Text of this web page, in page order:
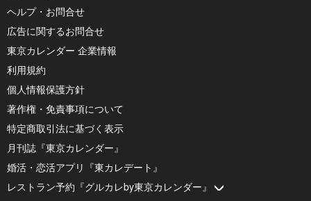
ヘルプ・お問合せ
広告に関するお問合せ
東京カレンダー 企業情報
利用規約
個人情報保護方針
著作権・免責事項について
特定商取引法に基づく表示
月刊誌『東京カレンダー』
婚活・恋活アプリ『東カレデート』
レストラン予約『グルカレby東京カレンダー』